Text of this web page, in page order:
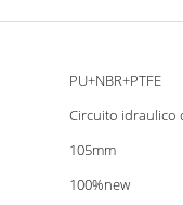
PU+NBR+PTFE
Circuito idraulico
105mm
100%new